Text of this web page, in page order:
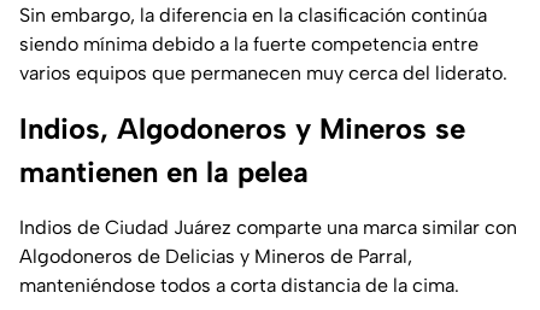
Sin embargo, la diferencia en la clasificación continúa
siendo mínima debido a la fuerte competencia entre
varios equipos que permanecen muy cerca del liderato.
Indios, Algodoneros y Mineros se
mantienen en la pelea
Indios de Ciudad Juárez comparte una marca similar con
Algodoneros de Delicias y Mineros de Parral,
manteniéndose todos a corta distancia de la cima.